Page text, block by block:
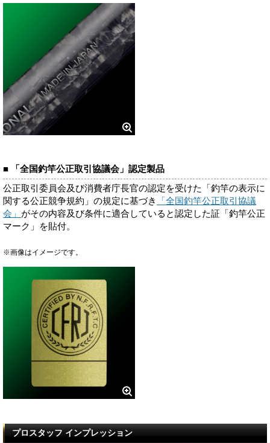
■ 「全国釣竿公正取引協議会」認定製品
公正取引委員会及び消費者庁長官の認定を受けた「釣竿の表示に
関する公正競争規約」の規定に基づき
「全国釣竿公正取引協議
会」 がその内容及び条件に適合していると認定した証「釣竿公正
マーク」を貼付。
※画像はイメージです。
プロスタッフ インプレッション